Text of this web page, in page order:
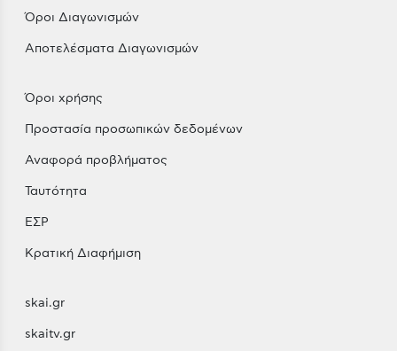
Όροι Διαγωνισμών
Αποτελέσματα Διαγωνισμών
Όροι χρήσης
Προστασία προσωπικών δεδομένων
Αναφορά προβλήματος
Ταυτότητα
ΕΣΡ
Κρατική Διαφήμιση
skai.gr
skaitv.gr